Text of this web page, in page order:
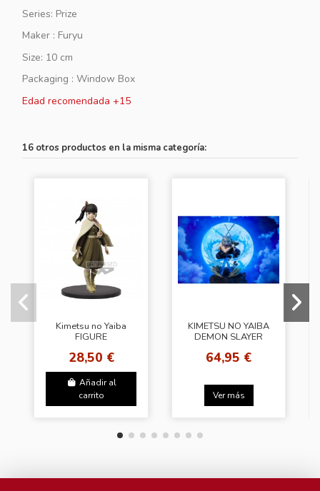
Series: Prize
Maker : Furyu
Size: 10 cm
Packaging : Window Box
Edad recomendada +15
16 otros productos en la misma categoría:
Kimetsu no Yaiba
FIGURE
Tsuyuri)
28,50 €
Añadir al
carrito
KIMETSU NO YAIBA
DEMON SLAYER
INOSUKE
64,95 €
Ver más